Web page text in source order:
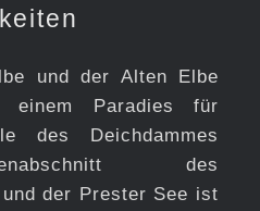
und der Alten Elbe
einem Paradies für
des Deichdammes
des
der Prester See ist